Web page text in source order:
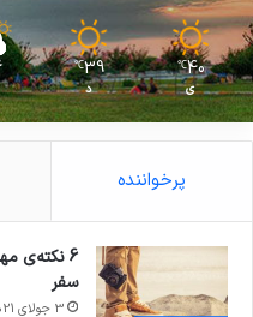
40
℃
ی
39
℃
د
پرخواننده
6 نکته‌ی
سفر
3 جولای 2021